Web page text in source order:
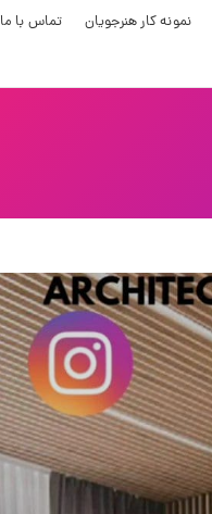
نمونه کار هنرجویان تماس با ما